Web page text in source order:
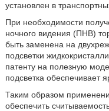
установлен в
При необходимости
ночного видения (ПНВ)
быть заменена на
подсветки
патенту на полезную
подсветка обеспечивает
Таким образом
обеспечить